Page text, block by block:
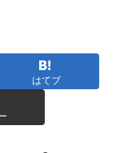
はてブ